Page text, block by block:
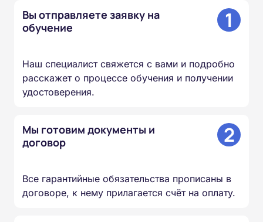
Вы отправляете заявку на
обучение
1
Наш специалист свяжется с вами и подробно
расскажет о процессе обучения и получении
удостоверения.
Мы готовим документы и
договор
2
Все гарантийные обязательства прописаны в
договоре, к нему прилагается счёт на оплату.